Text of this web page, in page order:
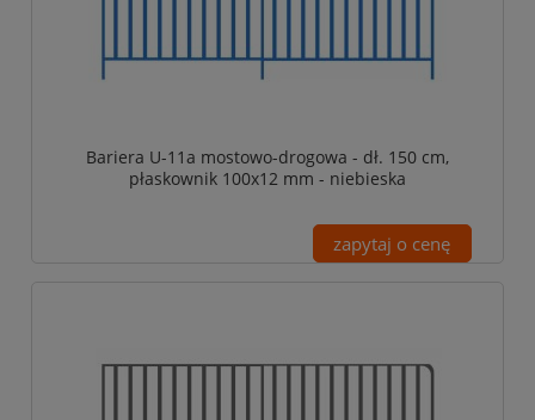
Bariera U-11a mostowo-drogowa - dł. 150 cm,
płaskownik 100x12 mm - niebieska
zapytaj o cenę